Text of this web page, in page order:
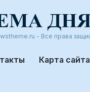
- Все права
Карта сайта